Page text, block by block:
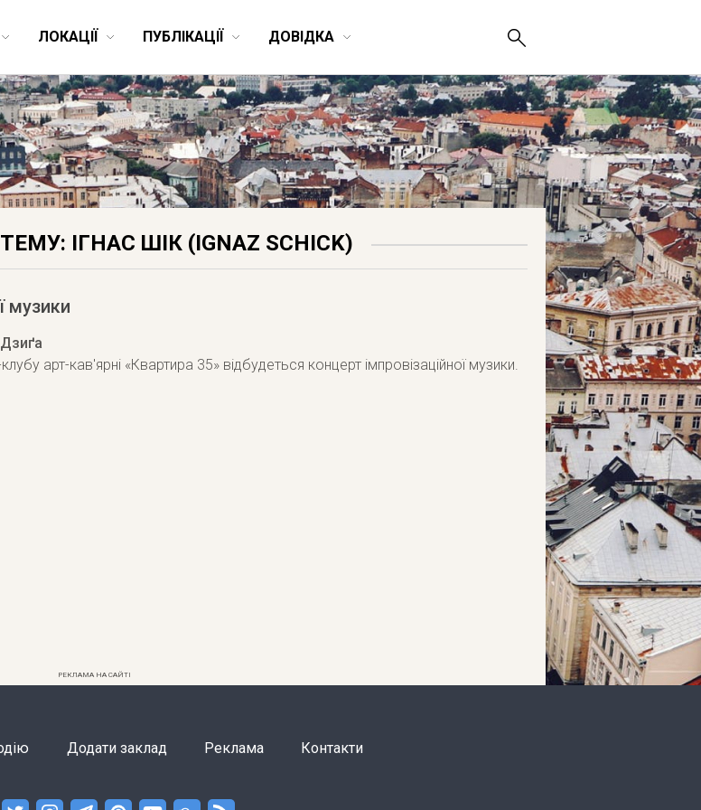
ЛОКАЦІЇ ПУБЛІКАЦІЇ ДОВІДКА
ІГНАС ШІК (IGNAZ SCHICK)
музики
арт-кав'ярні «Квартира 35» відбудеться концерт імпровізаційної музики.
РЕКЛАМА НА САЙТІ
Додати заклад Реклама Контакти